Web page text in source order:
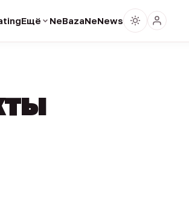
Ещё NeBazaNeNews